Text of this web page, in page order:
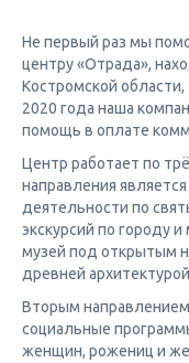
Не первый раз мы
центру «Отрада»,
Костромской
2020 года наша
помощь в оплате
Центр работает по
направления
деятельности по
экскурсий по городу
музей под открытым
древней
Вторым направлением
социальные
женщин, рожениц и